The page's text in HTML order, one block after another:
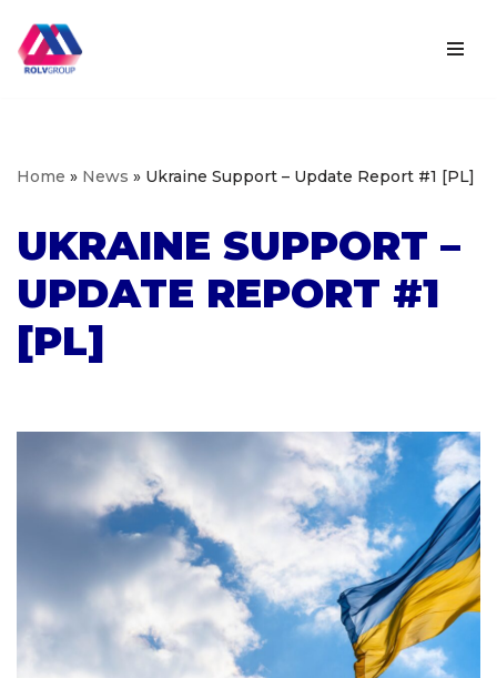
Skip
Home » News » Ukraine Support – Update Report #1 [PL]
UKRAINE SUPPORT –
UPDATE REPORT #1
[PL]